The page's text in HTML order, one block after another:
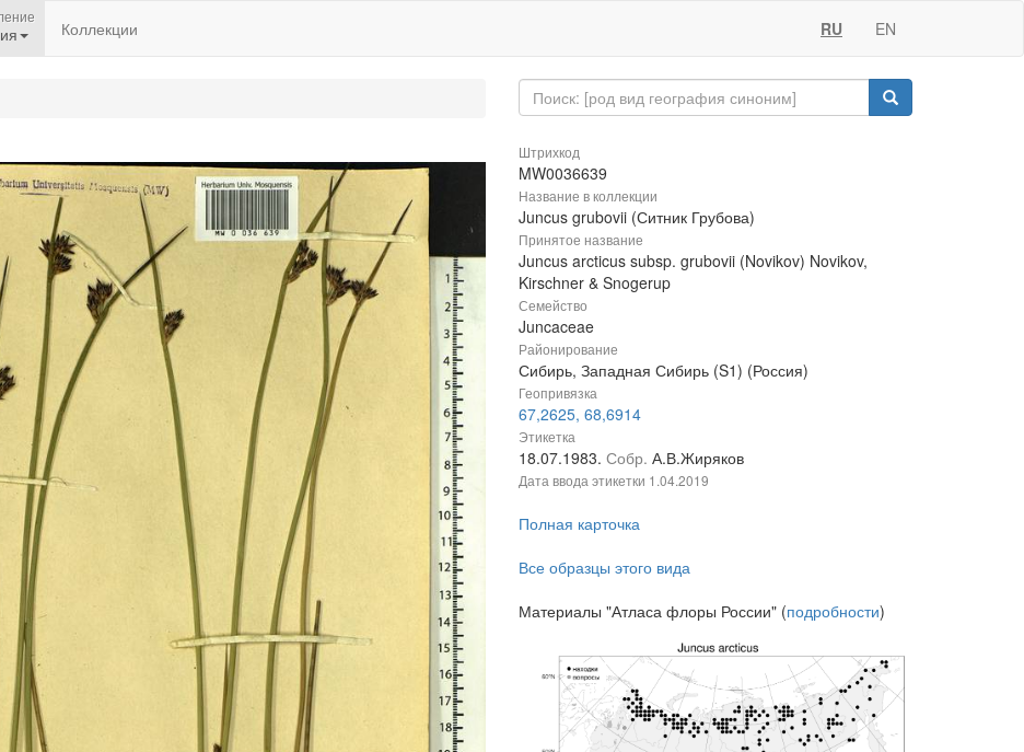
Коллекции RU EN
Штрихкод
MW0036639
Название в коллекции
Juncus grubovii (Ситник Грубова)
Принятое название
Juncus arcticus subsp. grubovii (Novikov) Novikov,
Kirschner & Snogerup
Семейство
Juncaceae
Районирование
Сибирь, Западная Сибирь (S1) (Россия)
Геопривязка
67,2625, 68,6914
Этикетка
18.07.1983. Собр. А.В.Жиряков
Дата ввода этикетки 1.04.2019
Полная карточка
Все образцы этого вида
Материалы "Атласа флоры России" (подробности)